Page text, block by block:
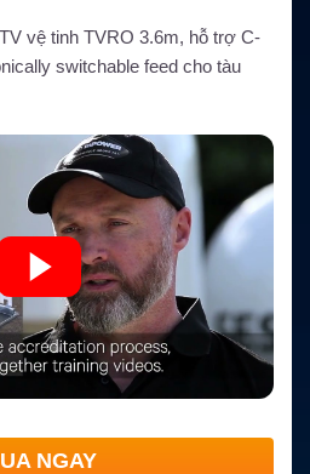
vệ tinh TVRO 3.6m, hỗ trợ C-
switchable feed cho tàu
NGAY